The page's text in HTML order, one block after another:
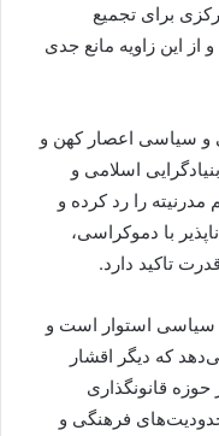
برای تجمیع
این زاویه مانع جدی
و سیاسی اعصار کهن و
اسلامی و
را رد کرده و
با دموکراسی،
تاکید دارد.
سیاسی استوار است و
که دیگر اقشار
قانونگذاری
فرهنگی و